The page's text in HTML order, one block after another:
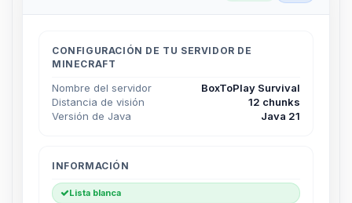
CONFIGURACIÓN DE TU SERVIDOR DE
MINECRAFT
Nombre del servidor
BoxToPlay Survival
Distancia de visión
12 chunks
Versión de Java
Java 21
INFORMACIÓN
Lista blanca